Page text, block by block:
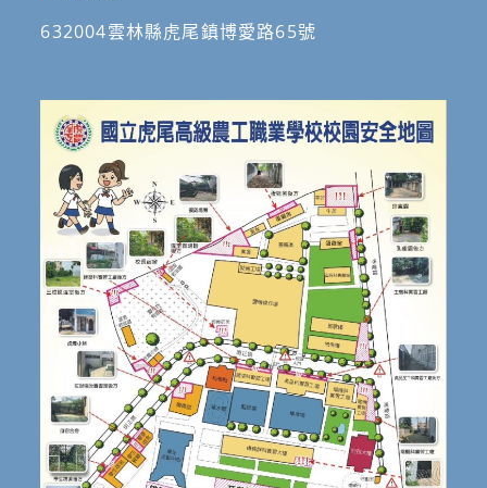
632004雲林縣虎尾鎮博愛路65號